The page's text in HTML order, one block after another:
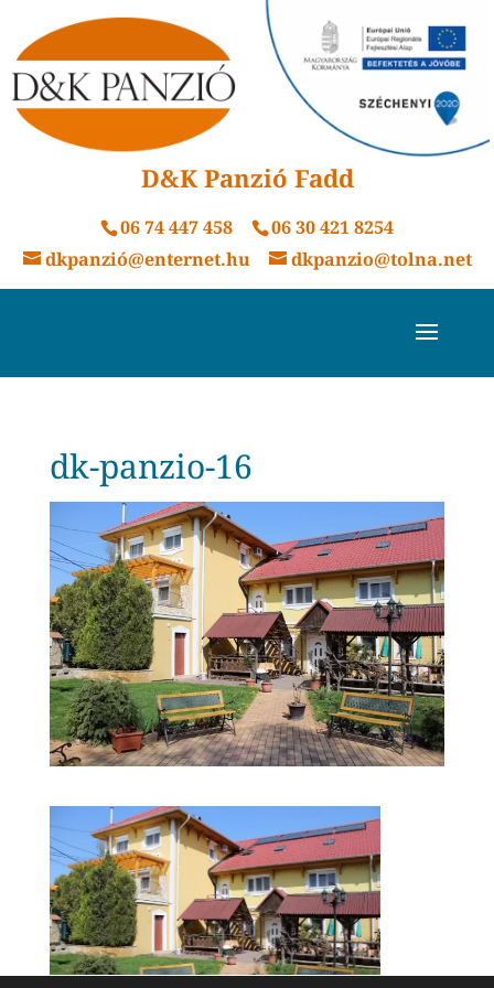
D&K Panzió Fadd
06 74 447 458
06 30 421 8254
dkpanzió@enternet.hu
dkpanzio@tolna.net
dk-panzio-16